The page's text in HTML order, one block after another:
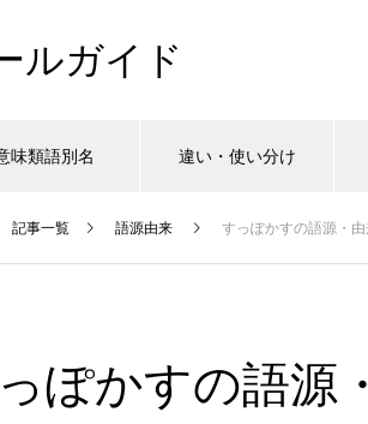
ルガイド
味類語別名 違い・使い分け
記事一覧 語源由来 すっぽかすの語源・
ぽかすの語源